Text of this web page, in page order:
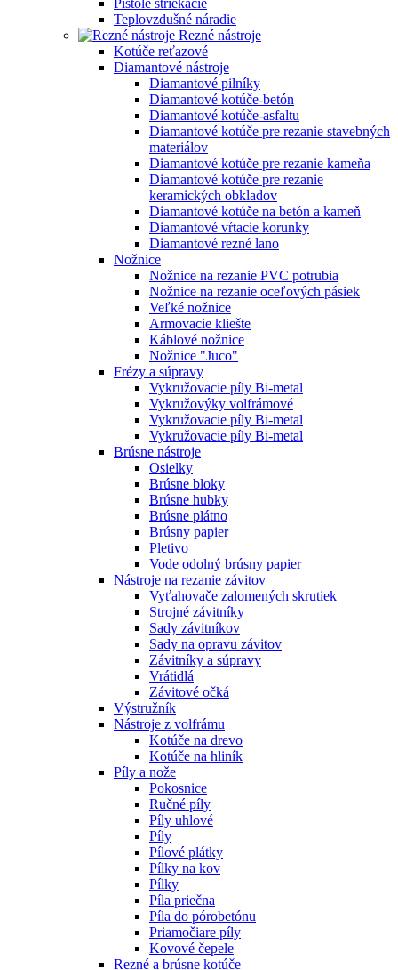
Teplovzdušné náradie
Rezné nástroje
Kotúče reťazové
Diamantové nástroje
Diamantové pilníky
Diamantové kotúče-betón
Diamantové kotúče-asfaltu
Diamantové kotúče pre rezanie stavebných
materiálov
Diamantové kotúče pre rezanie kameňa
Diamantové kotúče pre rezanie
keramických obkladov
Diamantové kotúče na betón a kameň
Diamantové vŕtacie korunky
Diamantové rezné lano
Nožnice
Nožnice na rezanie PVC potrubia
Nožnice na rezanie oceľových pásiek
Veľké nožnice
Armovacie kliešte
Káblové nožnice
Nožnice "Juco"
Frézy a súpravy
Vykružovacie píly Bi-metal
Vykružovýky volfrámové
Vykružovacie píly Bi-metal
Vykružovacie píly Bi-metal
Brúsne nástroje
Osielky
Brúsne bloky
Brúsne hubky
Brúsne plátno
Brúsny papier
Pletivo
Vode odolný brúsny papier
Nástroje na rezanie závitov
Vyťahovače zalomených skrutiek
Strojné závitníky
Sady závitníkov
Sady na opravu závitov
Závitníky a súpravy
Vrátidlá
Závitové očká
Výstružník
Nástroje z volfrámu
Kotúče na drevo
Kotúče na hliník
Píly a nože
Pokosnice
Ručné píly
Píly uhlové
Píly
Pílové plátky
Pílky na kov
Pílky
Píla priečna
Píla do pórobetónu
Priamočiare píly
Kovové čepele
Rezné a brúsne kotúče